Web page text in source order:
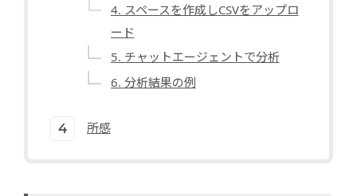
4. スペースを作成しCSVをアップロ
ード
5. チャットエージェントで分析
6. 分析結果の例
所感